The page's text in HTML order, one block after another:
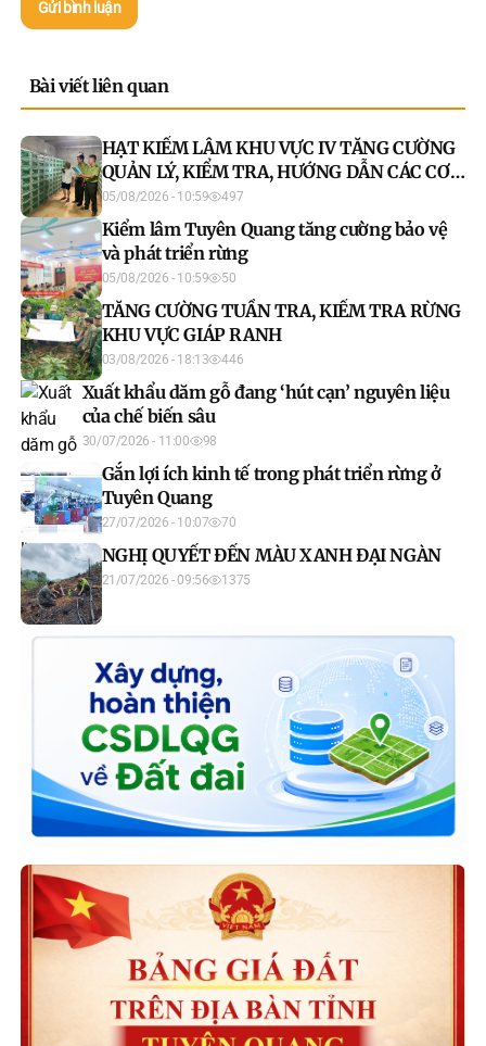
Gửi bình luận
Bài viết liên quan
HẠT KIỂM LÂM KHU VỰC IV TĂNG CƯỜNG
QUẢN LÝ, KIỂM TRA, HƯỚNG DẪN CÁC CƠ
SỞ NUÔI ĐỘNG VẬT HOANG DÃ
05/08/2026 - 10:59 497
Kiểm lâm Tuyên Quang tăng cường bảo vệ
và phát triển rừng
05/08/2026 - 10:59 50
TĂNG CƯỜNG TUẦN TRA, KIỂM TRA RỪNG
KHU VỰC GIÁP RANH
03/08/2026 - 18:13 446
Xuất khẩu dăm gỗ đang ‘hút cạn’ nguyên liệu
của chế biến sâu
30/07/2026 - 11:00 98
Gắn lợi ích kinh tế trong phát triển rừng ở
Tuyên Quang
27/07/2026 - 10:07 70
NGHỊ QUYẾT ĐẾN MÀU XANH ĐẠI NGÀN
21/07/2026 - 09:56 1375